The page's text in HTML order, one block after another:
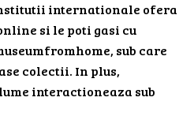
internationale ofera
si le poti gasi cu
sub care
colectii. In plus,
interactioneaza sub